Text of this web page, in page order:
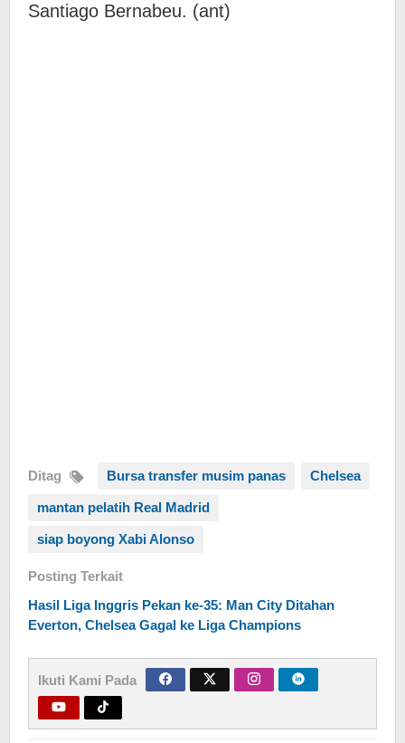
Santiago Bernabeu. (ant)
Ditag Bursa transfer musim panas Chelsea
mantan pelatih Real Madrid
siap boyong Xabi Alonso
Posting Terkait
Hasil Liga Inggris Pekan ke-35: Man City Ditahan
Everton, Chelsea Gagal ke Liga Champions
Ikuti Kami Pada